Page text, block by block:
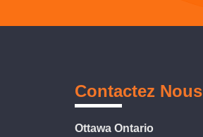
Contactez Nous
Ottawa Ontario